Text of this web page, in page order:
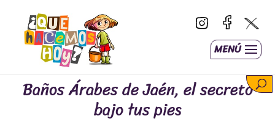
MENÚ
Baños Árabes de Jaén, el secreto
bajo tus pies